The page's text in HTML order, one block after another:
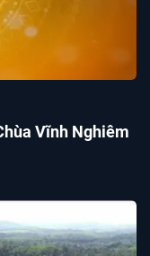
Vĩnh Nghiêm